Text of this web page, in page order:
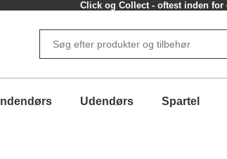
30 dages returret
Indendørs Udendørs Spartel